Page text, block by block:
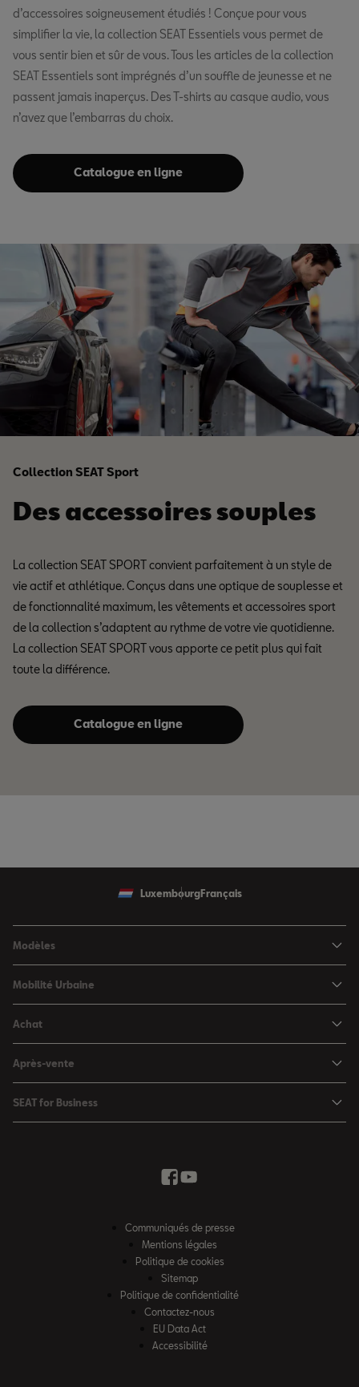
d’accessoires soigneusement étudiés ! Conçue pour vous
simplifier la vie, la collection SEAT Essentiels vous permet de
vous sentir bien et sûr de vous. Tous les articles de la collection
SEAT Essentiels sont imprégnés d’un souffle de jeunesse et ne
passent jamais inaperçus. Des T-shirts au casque audio, vous
n’avez que l’embarras du choix.
Catalogue en ligne
Collection SEAT Sport
Des accessoires souples
La collection SEAT SPORT convient parfaitement à un style de
vie actif et athlétique. Conçus dans une optique de souplesse et
de fonctionnalité maximum, les vêtements et accessoires sport
de la collection s’adaptent au rythme de votre vie quotidienne.
La collection SEAT SPORT vous apporte ce petit plus qui fait
toute la différence.
Catalogue en ligne
LuxembourgFrançais
Modèles
SEAT Arona
SEAT Leon
SEAT Leon Sportstourer
SEAT Ateca
Mobilité Urbaine
Voitures hybrides
Charger à domicile
Achat
Véhicules de stock
Conditions Summer
Après-vente
Services SEAT
Campagne Diesel EA189
Inspection & maintenance
SEAT for Business
Communiqués de presse
Mentions légales
Politique de cookies
Sitemap
Politique de confidentialité
Contactez-nous
EU Data Act
Accessibilité